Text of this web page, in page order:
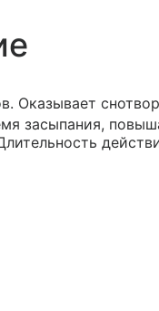
Оказывает
засыпания,